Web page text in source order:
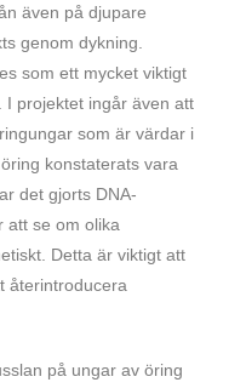
även på djupare
genom dykning.
som ett mycket viktigt
I projektet ingår även att
som är värdar i
konstaterats vara
det gjorts DNA-
att se om olika
Detta är viktigt att
återintroducera
på ungar av öring